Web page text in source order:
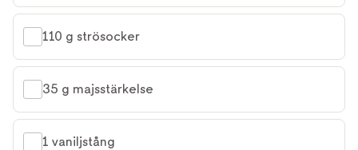
110 g strösocker
35 g majsstärkelse
1 vaniljstång